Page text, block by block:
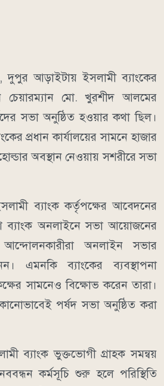
দুপুর আড়াইটায় ইসলামী ব্যাংকের
চেয়ারম্যান মো. খুরশীদ আলমের
সভা অনুষ্ঠিত হওয়ার কথা ছিল।
প্রধান কার্যালয়ের সামনে হাজার
অবস্থান নেওয়ায় সশরীরে সভা
ব্যাংক কর্তৃপক্ষের আবেদনের
ব্যাংক অনলাইনে সভা আয়োজনের
অনলাইন সভার
এমনকি ব্যাংকের ব্যবস্থাপনা
সামনেও বিক্ষোভ করেন তারা।
পর্ষদ সভা অনুষ্ঠিত করা
ব্যাংক ভুক্তভোগী গ্রাহক সমন্বয়
কর্মসূচি শুরু হলে পরিস্থিতি